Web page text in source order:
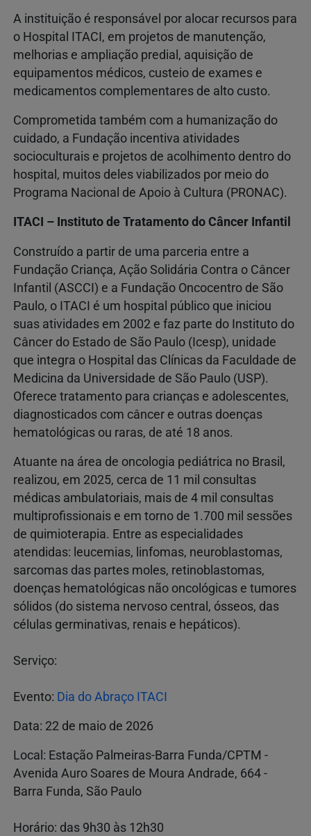
A instituição é responsável por alocar recursos para
o Hospital ITACI, em projetos de manutenção,
melhorias e ampliação predial, aquisição de
equipamentos médicos, custeio de exames e
medicamentos complementares de alto custo.
Comprometida também com a humanização do
cuidado, a Fundação incentiva atividades
socioculturais e projetos de acolhimento dentro do
hospital, muitos deles viabilizados por meio do
Programa Nacional de Apoio à Cultura (PRONAC).
ITACI – Instituto de Tratamento do Câncer Infantil
Construído a partir de uma parceria entre a
Fundação Criança, Ação Solidária Contra o Câncer
Infantil (ASCCI) e a Fundação Oncocentro de São
Paulo, o ITACI é um hospital público que iniciou
suas atividades em 2002 e faz parte do Instituto do
Câncer do Estado de São Paulo (Icesp), unidade
que integra o Hospital das Clínicas da Faculdade de
Medicina da Universidade de São Paulo (USP).
Oferece tratamento para crianças e adolescentes,
diagnosticados com câncer e outras doenças
hematológicas ou raras, de até 18 anos.
Atuante na área de oncologia pediátrica no Brasil,
realizou, em 2025, cerca de 11 mil consultas
médicas ambulatoriais, mais de 4 mil consultas
multiprofissionais e em torno de 1.700 mil sessões
de quimioterapia. Entre as especialidades
atendidas: leucemias, linfomas, neuroblastomas,
sarcomas das partes moles, retinoblastomas,
doenças hematológicas não oncológicas e tumores
sólidos (do sistema nervoso central, ósseos, das
células germinativas, renais e hepáticos).
Serviço:
Evento: Dia do Abraço ITACI
Data: 22 de maio de 2026
Local: Estação Palmeiras-Barra Funda/CPTM -
Avenida Auro Soares de Moura Andrade, 664 -
Barra Funda, São Paulo
Horário: das 9h30 às 12h30